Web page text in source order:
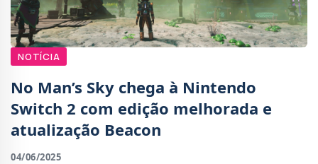
NOTÍCIA
No Man’s Sky chega à Nintendo
Switch 2 com edição melhorada e
atualização Beacon
04/06/2025